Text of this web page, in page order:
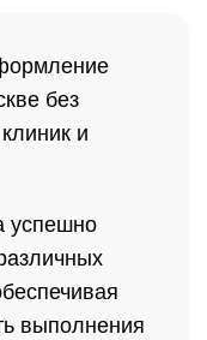
без
и
успешно
выполнения